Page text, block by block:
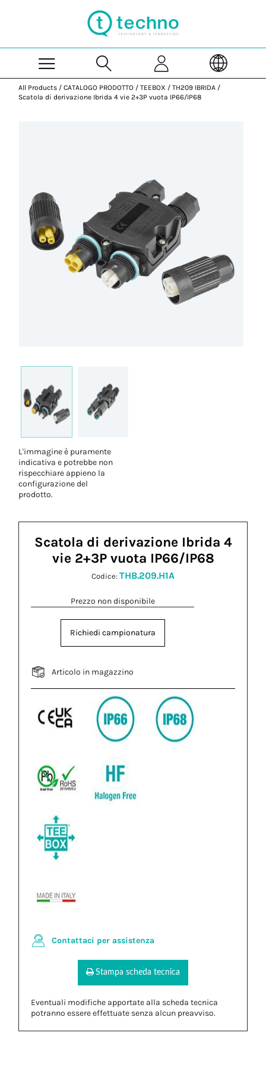
All Products / CATALOGO PRODOTTO / TEEBOX / TH209 IBRIDA /
Scatola di derivazione Ibrida 4 vie 2+3P vuota IP66/IP68
L'immagine è puramente
indicativa e potrebbe non
rispecchiare appieno la
configurazione del
prodotto.
Scatola di derivazione Ibrida 4
vie 2+3P vuota IP66/IP68
Codice: THB.209.H1A
Prezzo non disponibile
Richiedi campionatura
Articolo in magazzino
Contattaci per assistenza
Stampa scheda tecnica
Eventuali modifiche apportate alla scheda tecnica
potranno essere effettuate senza alcun preavviso.